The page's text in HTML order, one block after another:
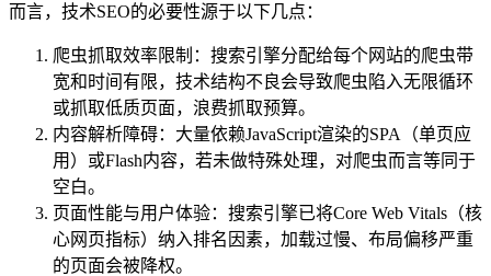
而言，技术SEO的必要性源于以下几点：
爬虫抓取效率限制：搜索引擎分配给每个网站的爬虫带
宽和时间有限，技术结构不良会导致爬虫陷入无限循环
或抓取低质页面，浪费抓取预算。
内容解析障碍：大量依赖JavaScript渲染的SPA（单页应
用）或Flash内容，若未做特殊处理，对爬虫而言等同于
空白。
页面性能与用户体验：搜索引擎已将Core Web Vitals（核
心网页指标）纳入排名因素，加载过慢、布局偏移严重
的页面会被降权。